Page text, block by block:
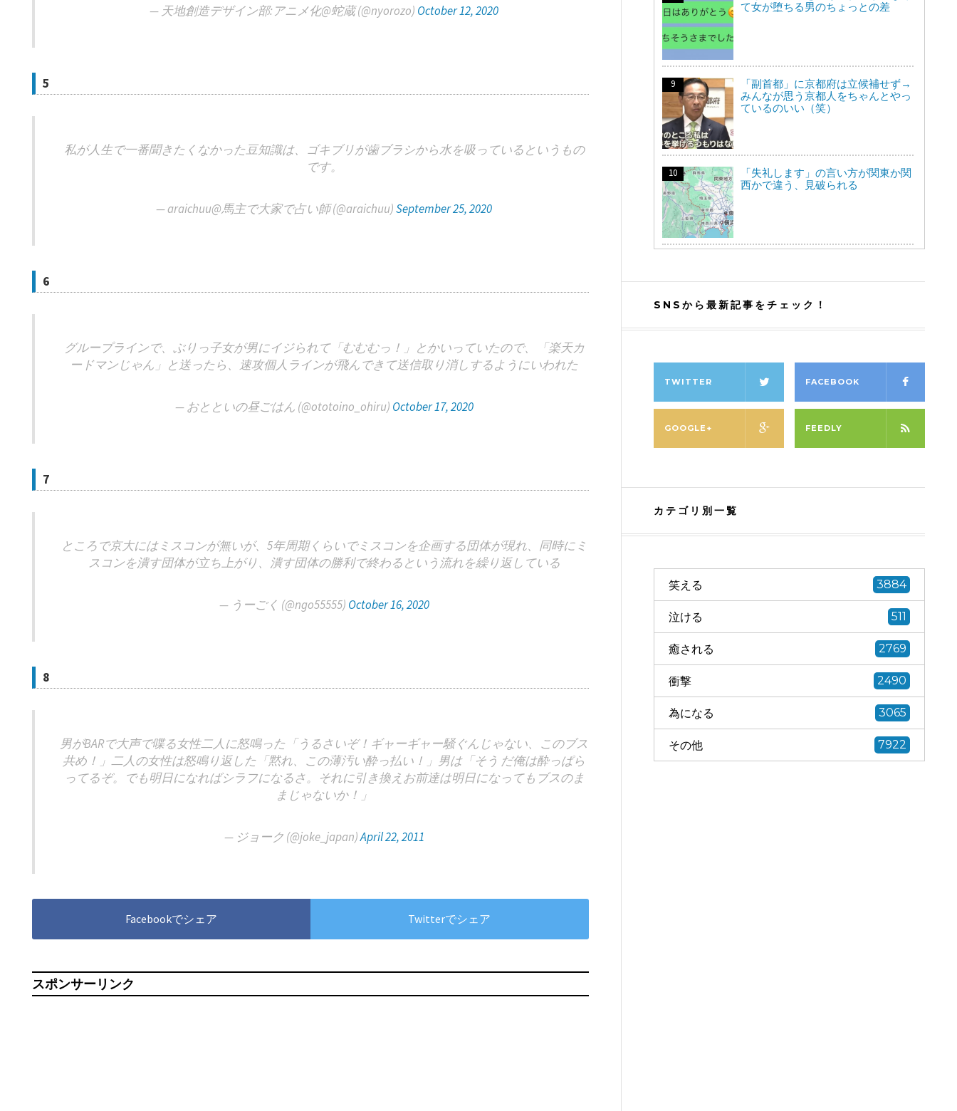
— 天地創造デザイン部:アニメ化@蛇蔵 (@nyorozo) October 12, 2020
5
私が人生で一番聞きたくなかった豆知識は、ゴキブリが歯ブラシから水を吸っているというもの
です。
— araichuu@馬主で大家で占い師 (@araichuu)September 25, 2020
6
グループラインで、ぶりっ子女が男にイジられて「むむむっ！」とかいっていたので、「楽天カ
ードマンじゃん」と送ったら、速攻個人ラインが飛んできて送信取り消しするようにいわれた
— おとといの昼ごはん (@ototoino_ohiru) October 17, 2020
7
ところで京大にはミスコンが無いが、5年周期くらいでミスコンを企画する団体が現れ、同時にミ
スコンを潰す団体が立ち上がり、潰す団体の勝利で終わるという流れを繰り返している
— うーごく (@ngo55555) October 16, 2020
8
男がBARで大声で喋る女性二人に怒鳴った「うるさいぞ！ギャーギャー騒ぐんじゃない、このブス
共め！」二人の女性は怒鳴り返した「黙れ、この薄汚い酔っ払い！」男は「そう だ俺は酔っぱら
ってるぞ。でも明日になればシラフになるさ。それに引き換えお前達は明日になってもブスのま
まじゃないか！」
— ジョーク (@joke_japan)April 22, 2011
Facebookでシェア Twitterでシェア
スポンサーリンク
て女が堕ちる男のちょっとの差
「副首都」に京都府は立候補せず→
みんなが思う京都人をちゃんとやっ
ているのいい（笑）
「失礼します」の言い方が関東か関
西かで違う、見破られる
SNSから最新記事をチェック！
TWITTER FACEBOOK
GOOGLE+ FEEDLY
カテゴリ別一覧
笑える 3884
泣ける 511
癒される 2769
衝撃 2490
為になる 3065
その他 7922